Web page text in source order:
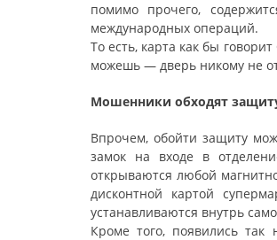
помимо прочего,
международных операций.
То есть, карта как бы
можешь — дверь никому не
Мошенники обходят
Впрочем, обойти защиту
замок на входе в
открываются любой
дисконтной картой
устанавливаются внутрь
Кроме того, появились